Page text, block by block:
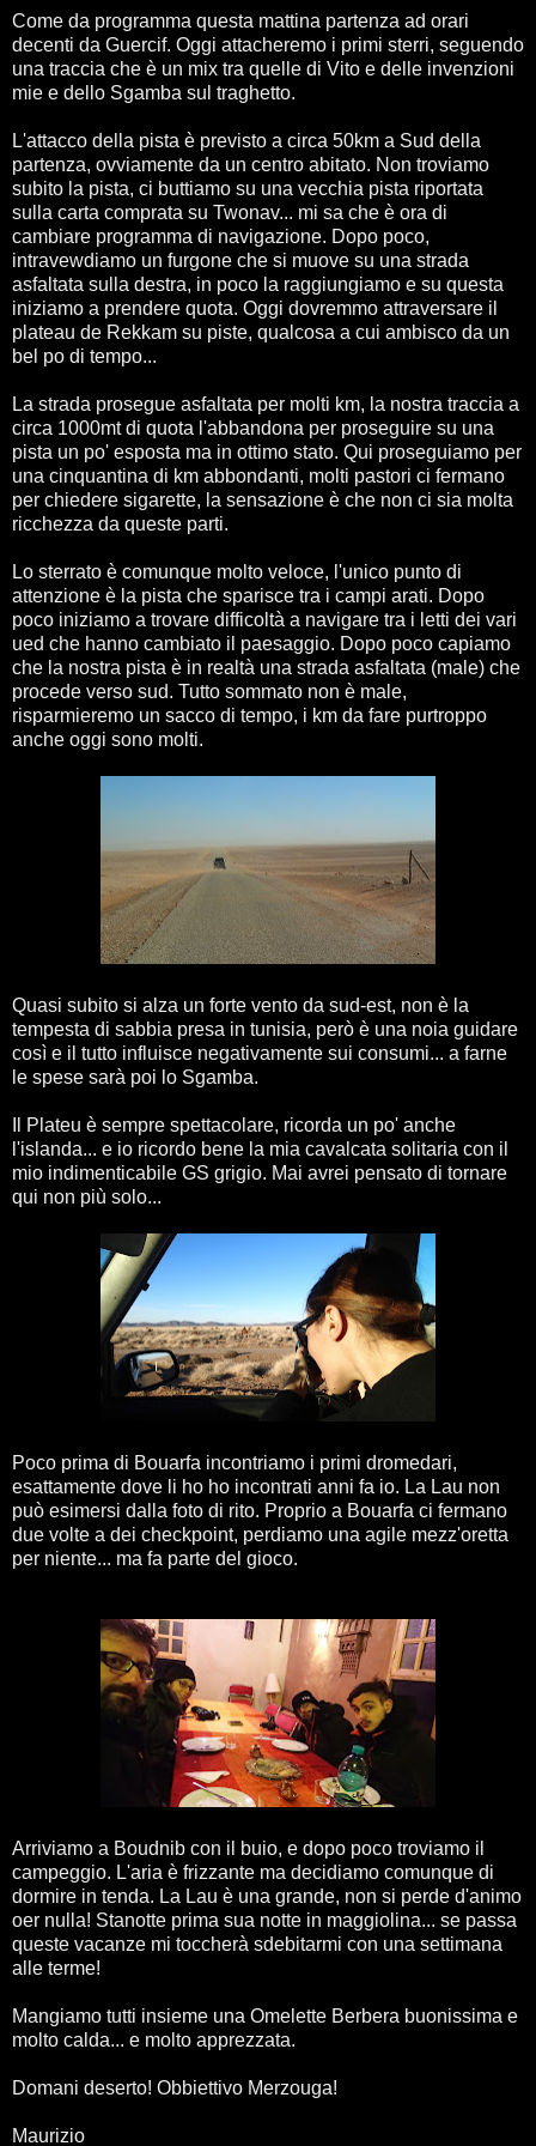
Come da programma questa mattina partenza ad orari
decenti da Guercif. Oggi attacheremo i primi sterri, seguendo
una traccia che è un mix tra quelle di Vito e delle invenzioni
mie e dello Sgamba sul traghetto.
L'attacco della pista è previsto a circa 50km a Sud della
partenza, ovviamente da un centro abitato. Non troviamo
subito la pista, ci buttiamo su una vecchia pista riportata
sulla carta comprata su Twonav... mi sa che è ora di
cambiare programma di navigazione. Dopo poco,
intravewdiamo un furgone che si muove su una strada
asfaltata sulla destra, in poco la raggiungiamo e su questa
iniziamo a prendere quota. Oggi dovremmo attraversare il
plateau de Rekkam su piste, qualcosa a cui ambisco da un
bel po di tempo...
La strada prosegue asfaltata per molti km, la nostra traccia a
circa 1000mt di quota l'abbandona per proseguire su una
pista un po' esposta ma in ottimo stato. Qui proseguiamo per
una cinquantina di km abbondanti, molti pastori ci fermano
per chiedere sigarette, la sensazione è che non ci sia molta
ricchezza da queste parti.
Lo sterrato è comunque molto veloce, l'unico punto di
attenzione è la pista che sparisce tra i campi arati. Dopo
poco iniziamo a trovare difficoltà a navigare tra i letti dei vari
ued che hanno cambiato il paesaggio. Dopo poco capiamo
che la nostra pista è in realtà una strada asfaltata (male) che
procede verso sud. Tutto sommato non è male,
risparmieremo un sacco di tempo, i km da fare purtroppo
anche oggi sono molti.
Quasi subito si alza un forte vento da sud-est, non è la
tempesta di sabbia presa in tunisia, però è una noia guidare
così e il tutto influisce negativamente sui consumi... a farne
le spese sarà poi lo Sgamba.
Il Plateu è sempre spettacolare, ricorda un po' anche
l'islanda... e io ricordo bene la mia cavalcata solitaria con il
mio indimenticabile GS grigio. Mai avrei pensato di tornare
qui non più solo...
Poco prima di Bouarfa incontriamo i primi dromedari,
esattamente dove li ho ho incontrati anni fa io. La Lau non
può esimersi dalla foto di rito. Proprio a Bouarfa ci fermano
due volte a dei checkpoint, perdiamo una agile mezz'oretta
per niente... ma fa parte del gioco.
Arriviamo a Boudnib con il buio, e dopo poco troviamo il
campeggio. L'aria è frizzante ma decidiamo comunque di
dormire in tenda. La Lau è una grande, non si perde d'animo
oer nulla! Stanotte prima sua notte in maggiolina... se passa
queste vacanze mi toccherà sdebitarmi con una settimana
alle terme!
Mangiamo tutti insieme una Omelette Berbera buonissima e
molto calda... e molto apprezzata.
Domani deserto! Obbiettivo Merzouga!
Maurizio